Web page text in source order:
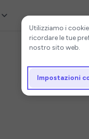
Utilizziamo i
ricordare le tue
nostro sito web.
Impostazioni